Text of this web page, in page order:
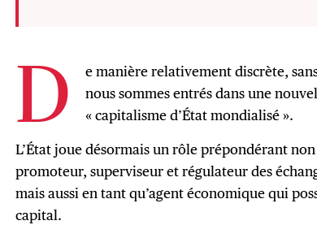
D
e manière relativement discrète,
nous sommes entrés dans une
« capitalisme d’État mondialisé ».
L’État joue désormais un rôle prépondérant
promoteur, superviseur et régulateur des
mais aussi en tant qu’agent économique qui
capital.